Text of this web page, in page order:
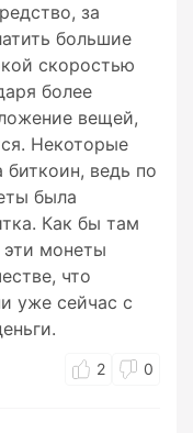
за
большие
скоростью
более
вещей,
Некоторые
биткоин, ведь по
была
Как бы там
эти монеты
что
уже сейчас с
2 0